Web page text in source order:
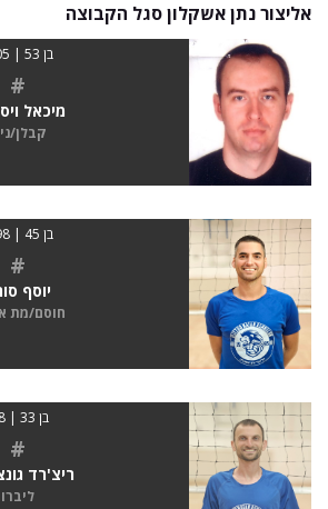
אליצור נתן אשקלון סגל הקבוצה
בן 53 | 2.05
#
מיכאל
קבלן/
בן 45 | 1.98
#
יוסף
חוסם/מת
בן 33 | 1.8
#
ריצ'רד
ליברו